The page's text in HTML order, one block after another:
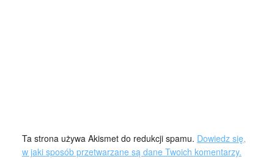
Ta strona używa Akismet do redukcji spamu. Dowiedz się,
w jaki sposób przetwarzane są dane Twoich komentarzy.